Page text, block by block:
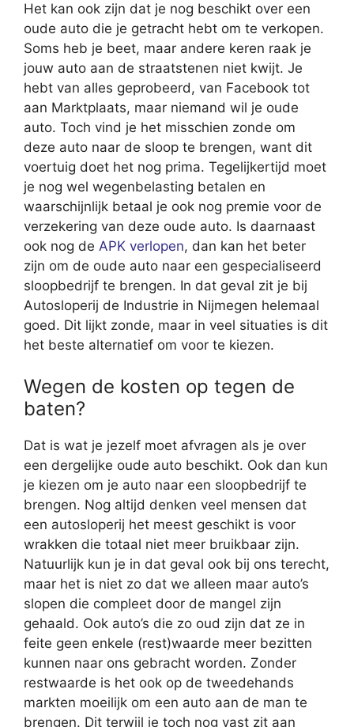
Het kan ook zijn dat je nog beschikt over een
oude auto die je getracht hebt om te verkopen.
Soms heb je beet, maar andere keren raak je
jouw auto aan de straatstenen niet kwijt. Je
hebt van alles geprobeerd, van Facebook tot
aan Marktplaats, maar niemand wil je oude
auto. Toch vind je het misschien zonde om
deze auto naar de sloop te brengen, want dit
voertuig doet het nog prima. Tegelijkertijd moet
je nog wel wegenbelasting betalen en
waarschijnlijk betaal je ook nog premie voor de
verzekering van deze oude auto. Is daarnaast
ook nog de APK verlopen, dan kan het beter
zijn om de oude auto naar een gespecialiseerd
sloopbedrijf te brengen. In dat geval zit je bij
Autosloperij de Industrie in Nijmegen helemaal
goed. Dit lijkt zonde, maar in veel situaties is dit
het beste alternatief om voor te kiezen.
Wegen de kosten op tegen de
baten?
Dat is wat je jezelf moet afvragen als je over
een dergelijke oude auto beschikt. Ook dan kun
je kiezen om je auto naar een sloopbedrijf te
brengen. Nog altijd denken veel mensen dat
een autosloperij het meest geschikt is voor
wrakken die totaal niet meer bruikbaar zijn.
Natuurlijk kun je in dat geval ook bij ons terecht,
maar het is niet zo dat we alleen maar auto’s
slopen die compleet door de mangel zijn
gehaald. Ook auto’s die zo oud zijn dat ze in
feite geen enkele (rest)waarde meer bezitten
kunnen naar ons gebracht worden. Zonder
restwaarde is het ook op de tweedehands
markten moeilijk om een auto aan de man te
brengen. Dit terwijl je toch nog vast zit aan